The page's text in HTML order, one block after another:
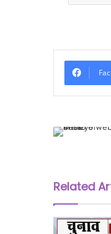
Related